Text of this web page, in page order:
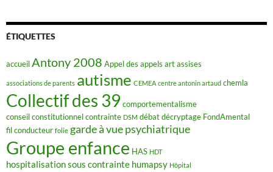
b
o
o
ÉTIQUETTES
accueilAntony 2008 Appel des appels artassises
associations de parents autisme CEMEA centre antonin artaud chemla
Collectif des 39 comportementalisme
conseil constitutionnelcontrainte DSM débatdécryptage FondAmental
fil conducteur folie garde à vue psychiatrique
Groupe enfance HAS HDT
hospitalisation sous contrainte humapsy Hôpital